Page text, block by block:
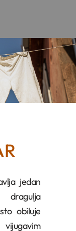
jedan
obiluje
vijugavim